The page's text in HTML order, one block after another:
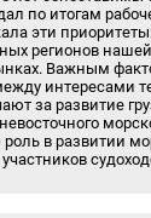
по итогам
эти
регионов
Важным
интересами
за развитие
роль в развитии